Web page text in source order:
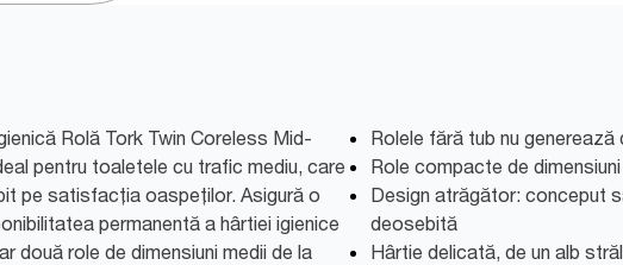
Rolă Tork Twin Coreless Mid-
pentru toaletele cu trafic mediu, care
pe satisfacția oaspeților. Asigură o
permanentă a hârtiei igienice
două role de dimensiuni medii de la
Rolele fără tub nu generează
Role compacte de
Design atrăgător: conceput
deosebită
Hârtie delicată, de un alb